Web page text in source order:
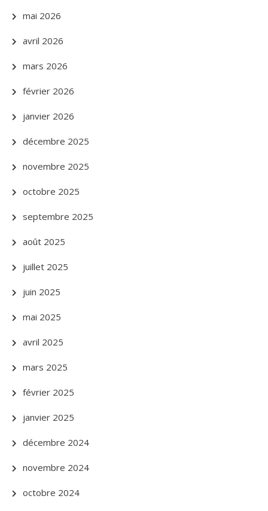
mai 2026
avril 2026
mars 2026
février 2026
janvier 2026
décembre 2025
novembre 2025
octobre 2025
septembre 2025
août 2025
juillet 2025
juin 2025
mai 2025
avril 2025
mars 2025
février 2025
janvier 2025
décembre 2024
novembre 2024
octobre 2024